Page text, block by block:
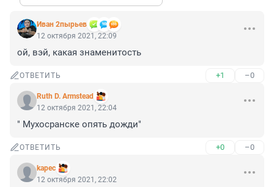
Иван 2пырьев
12 октября 2021, 22:09
ой, вэй, какая знаменитость
ОТВЕТИТЬ +1 –0
Ruth D. Armstead
12 октября 2021, 22:04
" Мухосранске опять дожди"
ОТВЕТИТЬ +0 –0
kapec
12 октября 2021, 22:02